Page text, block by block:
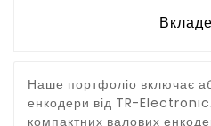
Наше портфоліо включає
енкодери від TR-
компактних валових